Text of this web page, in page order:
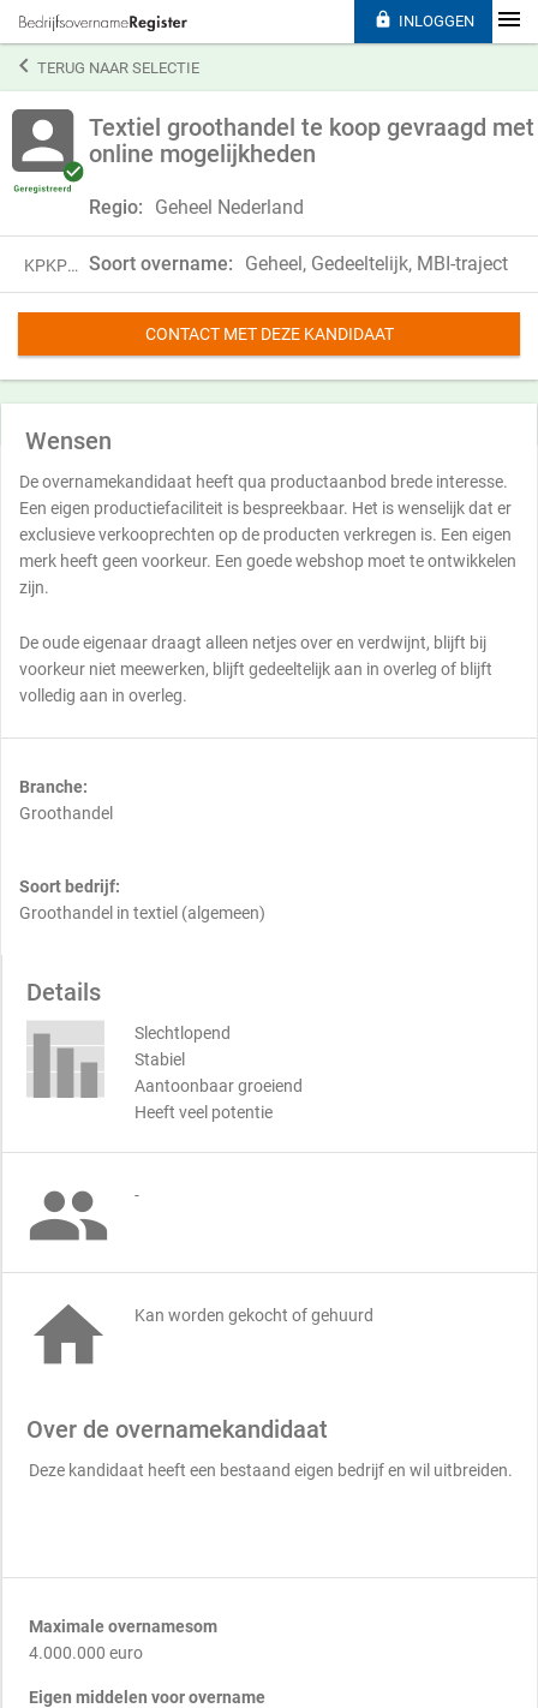
TERUG NAAR SELECTIE
Textiel groothandel te koop gevraagd met
online mogelijkheden
Regio: Geheel Nederland
KPKP25DXG51L Soort overname: Geheel, Gedeeltelijk, MBI-traject
CONTACT MET DEZE KANDIDAAT
Wensen
De overnamekandidaat heeft qua productaanbod brede interesse.
Een eigen productiefaciliteit is bespreekbaar. Het is wenselijk dat er
exclusieve verkooprechten op de producten verkregen is. Een eigen
merk heeft geen voorkeur. Een goede webshop moet te ontwikkelen
zijn.
De oude eigenaar draagt alleen netjes over en verdwijnt, blijft bij
voorkeur niet meewerken, blijft gedeeltelijk aan in overleg of blijft
volledig aan in overleg.
Branche:
Groothandel
Soort bedrijf:
Groothandel in textiel (algemeen)
Details
Slechtlopend
Stabiel
Aantoonbaar groeiend
Heeft veel potentie
 -
 Kan worden gekocht of gehuurd
Over de overnamekandidaat
Deze kandidaat heeft een bestaand eigen bedrijf en wil uitbreiden.
Maximale overnamesom
4.000.000 euro
Eigen middelen voor overname
 INLOGGEN